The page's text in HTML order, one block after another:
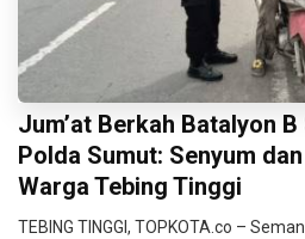
Jum’at Berkah Batalyon
Polda Sumut: Senyum
Warga Tebing Tinggi
TEBING TINGGI, TOPKOTA.co –